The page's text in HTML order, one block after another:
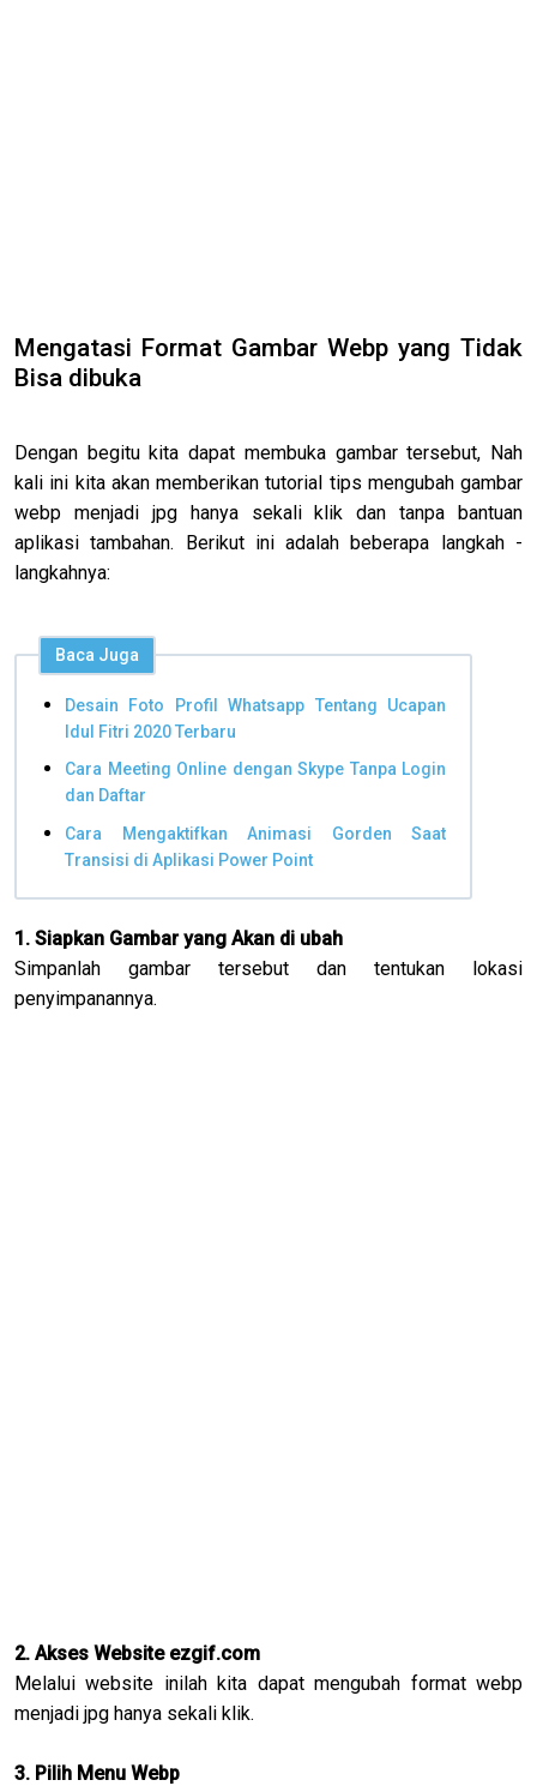
Mengatasi Format Gambar Webp yang Tidak
Bisa dibuka
Dengan begitu kita dapat membuka gambar tersebut, Nah
kali ini kita akan memberikan tutorial tips mengubah gambar
webp menjadi jpg hanya sekali klik dan tanpa bantuan
aplikasi tambahan. Berikut ini adalah beberapa langkah -
langkahnya:
Baca Juga
Desain Foto Profil Whatsapp Tentang Ucapan
Idul Fitri 2020 Terbaru
Cara Meeting Online dengan Skype Tanpa Login
dan Daftar
Cara Mengaktifkan Animasi Gorden Saat
Transisi di Aplikasi Power Point
1. Siapkan Gambar yang Akan di ubah
Simpanlah gambar tersebut dan tentukan lokasi
penyimpanannya.
2. Akses Website ezgif.com
Melalui website inilah kita dapat mengubah format webp
menjadi jpg hanya sekali klik.
3. Pilih Menu Webp